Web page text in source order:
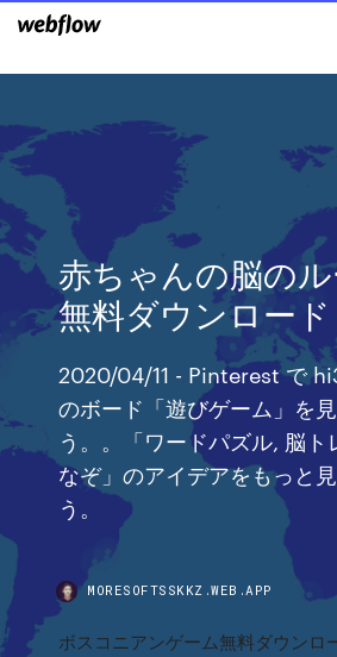
赤ちゃんの脳の
無料ダウンロード
2020/04/11 - Pinterest で
のボード「遊びゲーム」を
う。。「ワードパズル, 脳
なぞ」のアイデアをもっと
う。
MORESOFTSSKKZ.WEB.APP
ボスコニアンゲーム無料ダウンロ